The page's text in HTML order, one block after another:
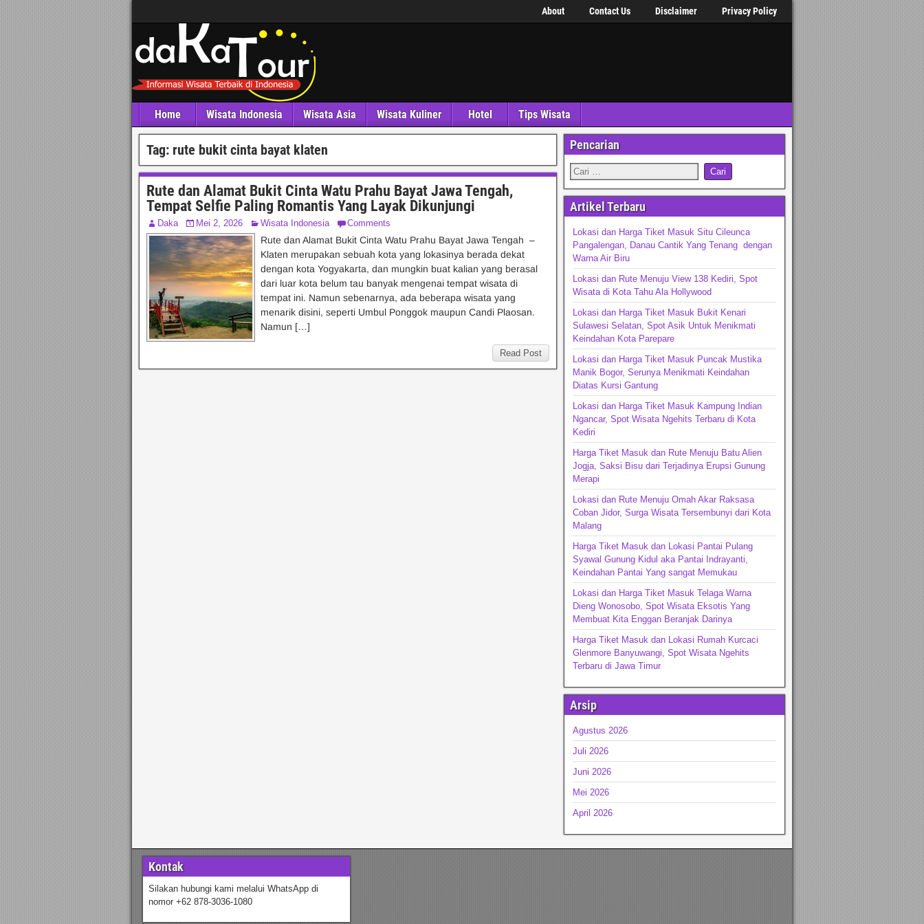
About Contact Us Disclaimer Privacy Policy
Home Wisata Indonesia Wisata Asia Wisata Kuliner Hotel Tips Wisata
Tag: rute bukit cinta bayat klaten
Rute dan Alamat Bukit Cinta Watu Prahu Bayat Jawa Tengah,
Tempat Selfie Paling Romantis Yang Layak Dikunjungi
Daka Mei 2, 2026 Wisata Indonesia Comments
Rute dan Alamat Bukit Cinta Watu Prahu Bayat Jawa Tengah –
Klaten merupakan sebuah kota yang lokasinya berada dekat
dengan kota Yogyakarta, dan mungkin buat kalian yang berasal
dari luar kota belum tau banyak mengenai tempat wisata di
tempat ini. Namun sebenarnya, ada beberapa wisata yang
menarik disini, seperti Umbul Ponggok maupun Candi Plaosan.
Namun […]
Read Post
Pencarian
Artikel Terbaru
Lokasi dan Harga Tiket Masuk Situ Cileunca
Pangalengan, Danau Cantik Yang Tenang dengan
Warna Air Biru
Lokasi dan Rute Menuju View 138 Kediri, Spot
Wisata di Kota Tahu Ala Hollywood
Lokasi dan Harga Tiket Masuk Bukit Kenari
Sulawesi Selatan, Spot Asik Untuk Menikmati
Keindahan Kota Parepare
Lokasi dan Harga Tiket Masuk Puncak Mustika
Manik Bogor, Serunya Menikmati Keindahan
Diatas Kursi Gantung
Lokasi dan Harga Tiket Masuk Kampung Indian
Ngancar, Spot Wisata Ngehits Terbaru di Kota
Kediri
Harga Tiket Masuk dan Rute Menuju Batu Alien
Jogja, Saksi Bisu dari Terjadinya Erupsi Gunung
Merapi
Lokasi dan Rute Menuju Omah Akar Raksasa
Coban Jidor, Surga Wisata Tersembunyi dari Kota
Malang
Harga Tiket Masuk dan Lokasi Pantai Pulang
Syawal Gunung Kidul aka Pantai Indrayanti,
Keindahan Pantai Yang sangat Memukau
Lokasi dan Harga Tiket Masuk Telaga Warna
Dieng Wonosobo, Spot Wisata Eksotis Yang
Membuat Kita Enggan Beranjak Darinya
Harga Tiket Masuk dan Lokasi Rumah Kurcaci
Glenmore Banyuwangi, Spot Wisata Ngehits
Terbaru di Jawa Timur
Arsip
Agustus 2026
Juli 2026
Juni 2026
Mei 2026
April 2026
Kontak
Silakan hubungi kami melalui WhatsApp di
nomor +62 878-3036-1080